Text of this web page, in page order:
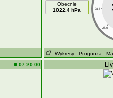
Obecnie
1022.4 hPa
28.5
28.0
Wykresy - Prognoza -
07:20:00